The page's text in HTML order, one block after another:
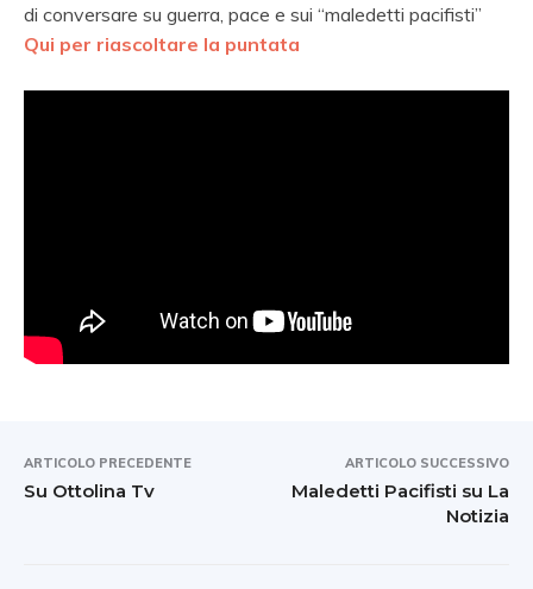
di conversare su guerra, pace e sui “maledetti pacifisti”
Qui per riascoltare la puntata
ARTICOLO PRECEDENTE
Su Ottolina Tv
ARTICOLO SUCCESSIVO
Maledetti Pacifisti su La
Notizia